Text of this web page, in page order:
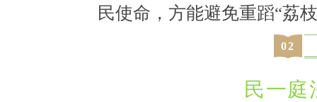
民使命，方能避免重蹈“荔
02
民一庭